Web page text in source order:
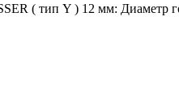
( тип Y ) 12 мм: